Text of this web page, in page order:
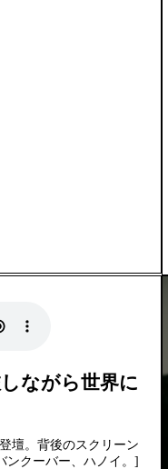
ながら世界に
壇。背後のスクリーン
クーバー、ハノイ。]